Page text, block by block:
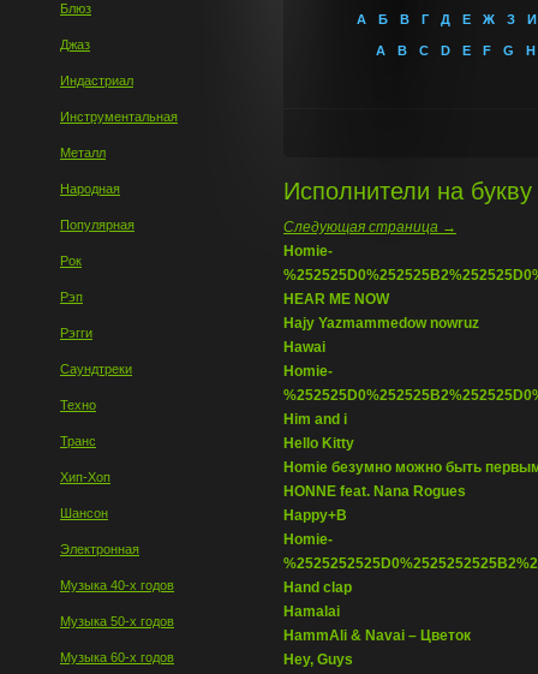
Блюз
Джаз
Индастриал
Инструментальная
Металл
Народная
Популярная
Рок
Рэп
Рэгги
Саундтреки
Техно
Транс
Хип-Хоп
Шансон
Электронная
Музыка 40-х годов
Музыка 50-х годов
Музыка 60-х годов
А Б В Г Д Е Ж З И
A B C D E F G H
Исполнители на
Следующая страница →
Homie-
HEAR ME NOW
Hajy Yazmammedow nowruz
Hawai
Homie-
Him and i
Hello Kitty
Homie безумно можно быть
HONNE feat. Nana Rogues
Happy+B
Homie-
Hand clap
Hamalai
HammAli & Navai – Цветок
Hey, Guys